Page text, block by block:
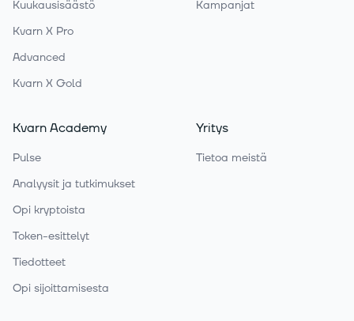
Kuukausisäästö
Kvarn X Pro
Advanced
Kvarn X Gold
Kampanjat
Kvarn Academy
Pulse
Analyysit ja tutkimukset
Opi kryptoista
Token-esittelyt
Tiedotteet
Opi sijoittamisesta
Yritys
Tietoa meistä